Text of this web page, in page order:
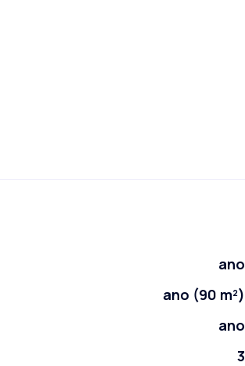
ano
ano (90 m²)
ano
3